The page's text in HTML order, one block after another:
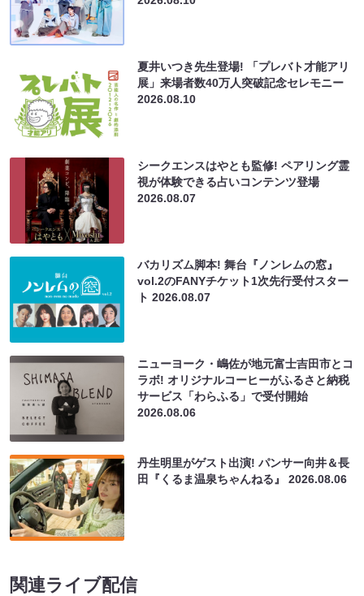
夏井いつき先生登場! 「プレバト才能アリ
展」来場者数40万人突破記念セレモニー
2026.08.10
シークエンスはやとも監修! ペアリング霊
視が体験できる占いコンテンツ登場
2026.08.07
バカリズム脚本! 舞台『ノンレムの窓』
vol.2のFANYチケット1次先行受付スター
ト2026.08.07
ニューヨーク・嶋佐が地元富士吉田市とコ
ラボ! オリジナルコーヒーがふるさと納税
サービス「わらふる」で受付開始
2026.08.06
丹生明里がゲスト出演! パンサー向井＆長
田『くるま温泉ちゃんねる』2026.08.06
関連ライブ配信